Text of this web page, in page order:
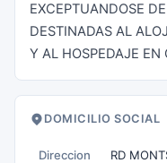
EXCEPTUANDOSE
DESTINADAS AL
Y AL HOSPEDAJE EN
DOMICILIO SOCIAL
Direccion RD